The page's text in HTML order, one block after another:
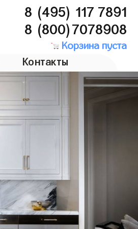
8 (495) 117 7891
8 (800)7078908
Корзина пуста
Контакты